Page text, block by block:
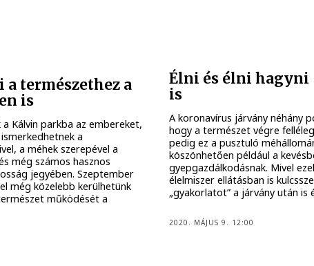
természethez a
is
Kálvin parkba az embereket,
a
a méhek szerepével a
még számos hasznos
jegyében. Szeptember
még közelebb kerülhetünk
működését a
Élni és élni hagyni
is
A koronavírus járvány néhány
hogy a természet végre
pedig ez a pusztuló
köszönhetően például a
gyepgazdálkodásnak. Mivel
élelmiszer ellátásban is
„gyakorlatot” a járvány után is
2020. MÁJUS 9. 12:00